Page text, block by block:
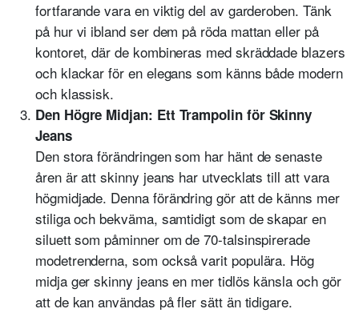
fortfarande vara en viktig del av garderoben. Tänk
på hur vi ibland ser dem på röda mattan eller på
kontoret, där de kombineras med skräddade blazers
och klackar för en elegans som känns både modern
och klassisk.
Den Högre Midjan: Ett Trampolin för Skinny
Jeans
Den stora förändringen som har hänt de senaste
åren är att skinny jeans har utvecklats till att vara
högmidjade. Denna förändring gör att de känns mer
stiliga och bekväma, samtidigt som de skapar en
siluett som påminner om de 70-talsinspirerade
modetrenderna, som också varit populära. Hög
midja ger skinny jeans en mer tidlös känsla och gör
att de kan användas på fler sätt än tidigare.